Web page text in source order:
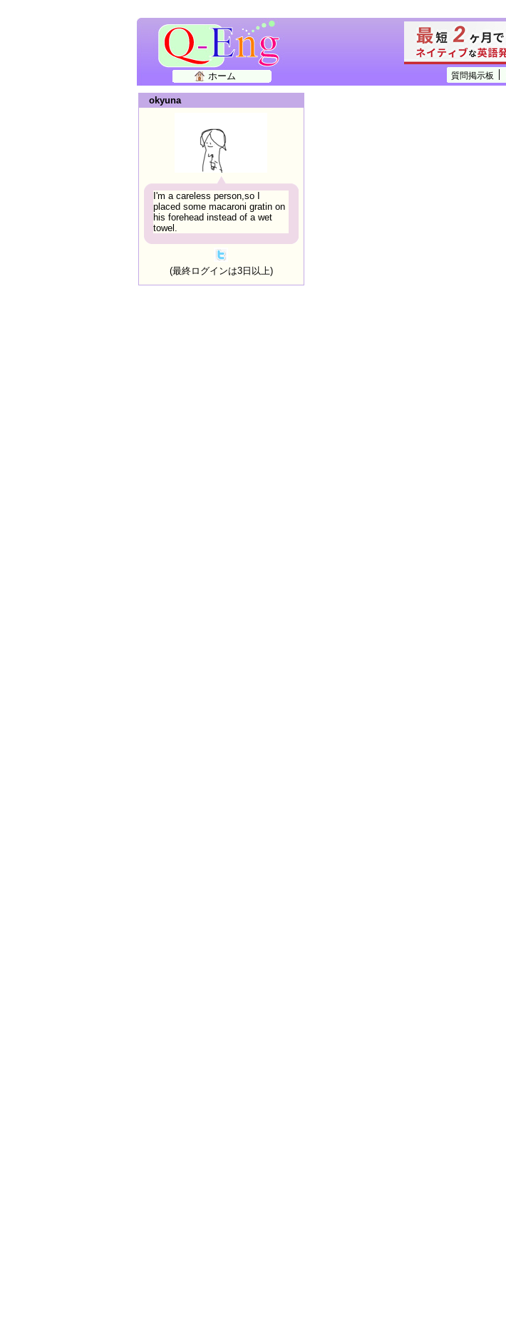
質問掲示板
ホーム
okyuna
I'm a careless person,so I
placed some macaroni gratin on
his forehead instead of a wet
towel.
(最終ログインは3日以上)